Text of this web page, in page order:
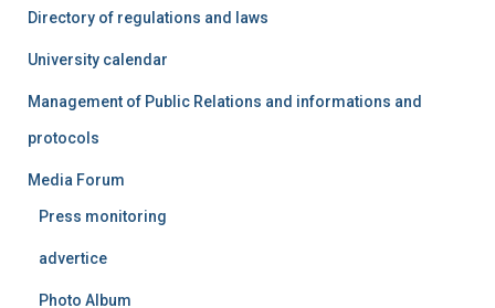
Directory of regulations and laws
University calendar
Management of Public Relations and informations and
protocols
Media Forum
Press monitoring
advertice
Photo Album